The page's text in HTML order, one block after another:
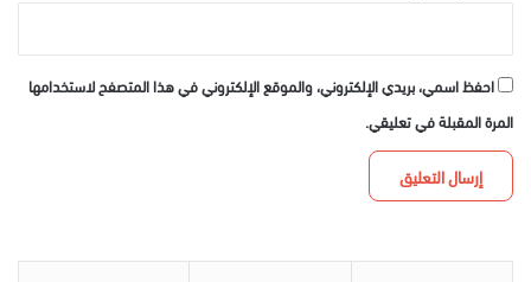
احفظ اسمي، بريدي الإلكتروني، والموقع الإلكتروني في هذا المتصفح لاستخدامها
المرة المقبلة في تعليقي.